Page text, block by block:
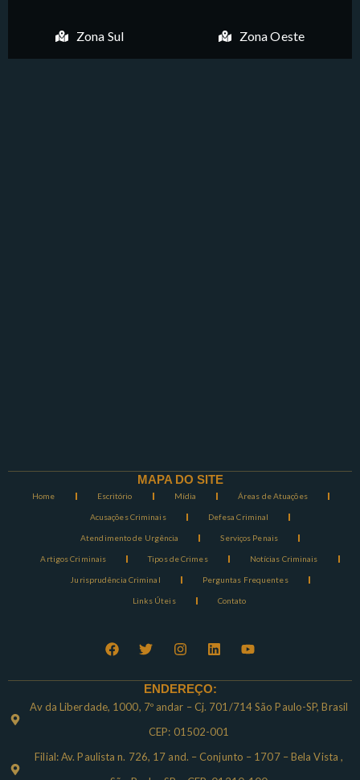
Zona Sul Zona Oeste
MAPA DO SITE
Home Escritório Mídia Áreas de Atuações
Acusações Criminais Defesa Criminal
Atendimento de Urgência Serviços Penais
Artigos Criminais Tipos de Crimes Notícias Criminais
Jurisprudência Criminal Perguntas Frequentes
Links Úteis Contato
ENDEREÇO:
Av da Liberdade, 1000, 7º andar – Cj. 701/714 São Paulo-SP, Brasil
CEP: 01502-001
Filial: Av. Paulista n. 726, 17 and. – Conjunto – 1707 – Bela Vista ,